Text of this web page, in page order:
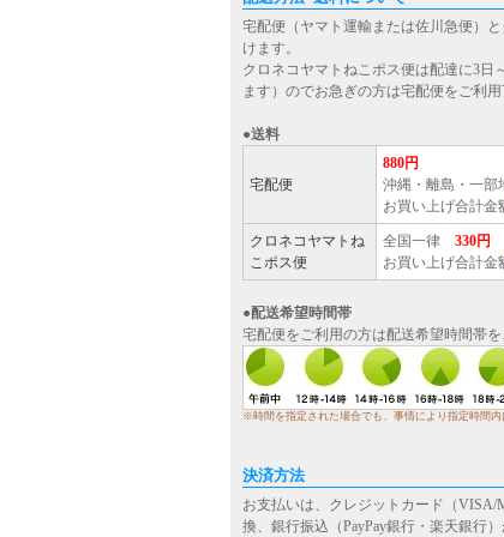
宅配便（ヤマト運輸または佐川急便）
けます。
クロネコヤマトねこポス便は配達に3日
ます）のでお急ぎの方は宅配便をご利用
●送料
宅配便
880円
沖縄・離島・一部
お買い上げ合計金
クロネコヤマトね
こポス便
全国一律 330円
お買い上げ合計金
●配送希望時間帯
宅配便をご利用の方は配送希望時間帯を
※時間を指定された場合でも、事情により指定時間内
決済方法
お支払いは、クレジットカード（VISA/
換、銀行振込（PayPay銀行・楽天銀行